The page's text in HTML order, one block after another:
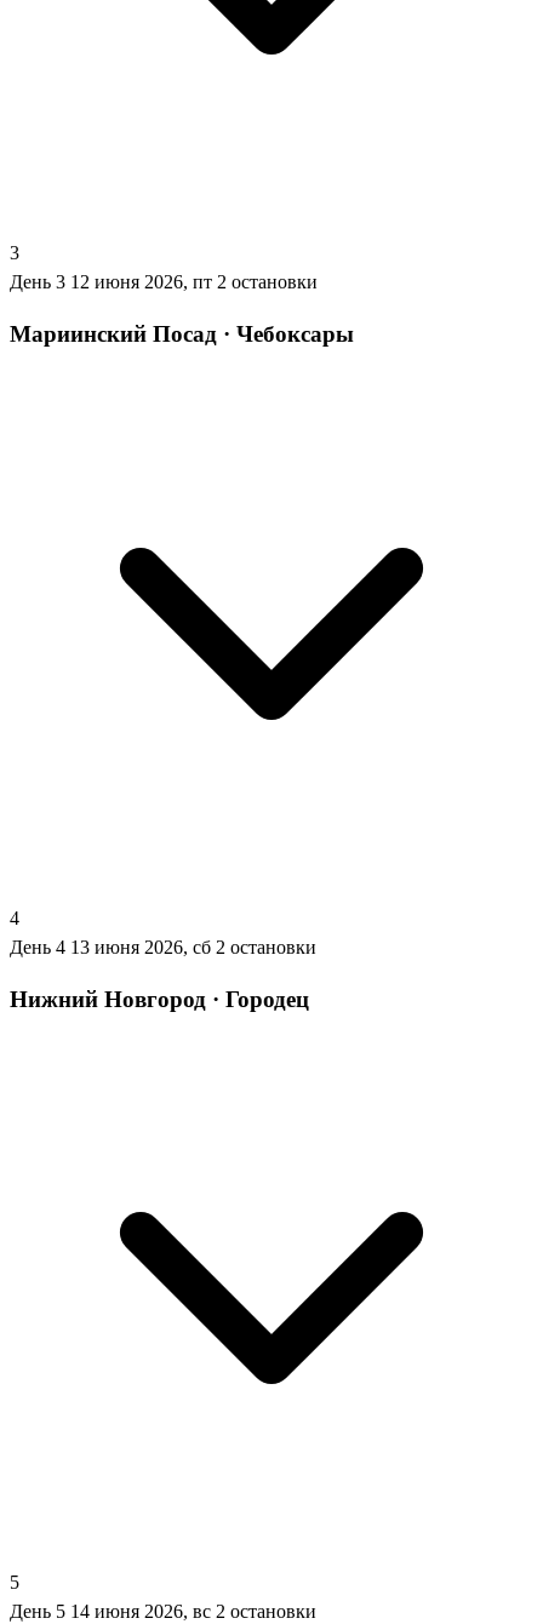
3
День 3 12 июня 2026, пт 2 остановки
Мариинский Посад · Чебоксары
4
День 4 13 июня 2026, сб 2 остановки
Нижний Новгород · Городец
5
День 5 14 июня 2026, вс 2 остановки